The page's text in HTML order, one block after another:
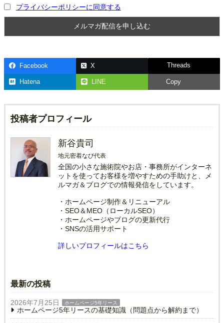
プライバシーポリシーに同意する
Facebook X Threads
Hatena LINE Copy
投稿者プロフィール
新谷貴司
地元密着なび代表
全国の小さな施術院やお店・事務所がインターネ
ットを使ってお客様を増やすための手助けと、メ
ルマガ＆ブログでの情報発信をしています。
・ホームページ制作＆リニューアル
・SEO＆MEO（ローカルSEO）
・ホームページやブログの更新代行
・SNSの活用サポート
詳しいプロフィールはこちら
最新の投稿
2026年7月25日 ホームページ5年リース
ホームページ5年リースの基礎知識（問題点から解約まで）